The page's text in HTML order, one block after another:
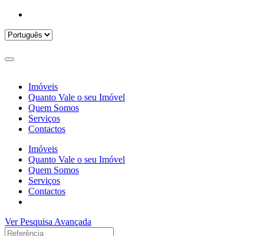
Imóveis
Quanto Vale o seu Imóvel
Quem Somos
Serviços
Contactos
Imóveis
Quanto Vale o seu Imóvel
Quem Somos
Serviços
Contactos
Ver Pesquisa Avançada